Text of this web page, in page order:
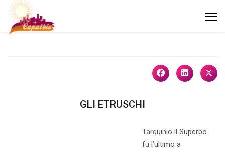
GLI ETRUSCHI
Tarquinio il Superbo
fu l’ultimo a